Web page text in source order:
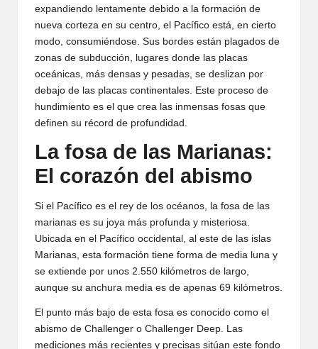
expandiendo lentamente debido a la formación de
nueva corteza en su centro, el Pacífico está, en cierto
modo, consumiéndose. Sus bordes están plagados de
zonas de subducción, lugares donde las placas
oceánicas, más densas y pesadas, se deslizan por
debajo de las placas continentales. Este proceso de
hundimiento es el que crea las inmensas fosas que
definen su récord de profundidad.
La fosa de las Marianas:
El corazón del abismo
Si el Pacífico es el rey de los océanos, la fosa de las
marianas es su joya más profunda y misteriosa.
Ubicada en el Pacífico occidental, al este de las islas
Marianas, esta formación tiene forma de media luna y
se extiende por unos 2.550 kilómetros de largo,
aunque su anchura media es de apenas 69 kilómetros.
El punto más bajo de esta fosa es conocido como el
abismo de Challenger o Challenger Deep. Las
mediciones más recientes y precisas sitúan este fondo